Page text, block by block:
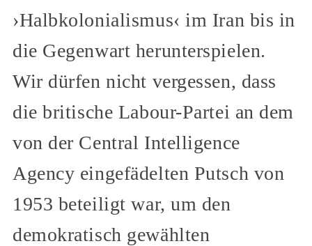
›Halbkolonialismus‹ im Iran bis in
die Gegenwart herunterspielen.
Wir dürfen nicht vergessen, dass
die britische Labour-Partei an dem
von der Central Intelligence
Agency eingefädelten Putsch von
1953 beteiligt war, um den
demokratisch gewählten